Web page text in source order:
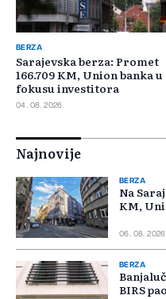
BERZA
Sarajevska berza: Promet
166.709 KM, Union banka u
fokusu investitora
04. 08. 2026.
Najnovije
BERZA
Na
KM,
06. 08.
BERZA
BIRS